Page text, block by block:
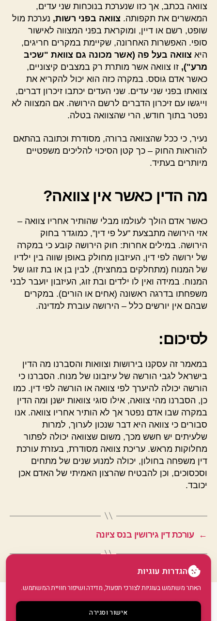
צוואה בכתב, אך כזו שנערכת בנוכחות שני עדים,
המאשרים את תקפותה. צוואה בפני רשות, נערכת מול
שופט, רשם או דיין, ומוקראת בפני המצווה לאישור
סופי. האפשרות האחרונה, שקיימת במקרים חריגים,
היא צוואה בעל פה (אשר מכונה גם צוואת "שכיב
מרע"), זו צוואה אשר מותרת רק במצבים קיצוניים,
כאשר אדם גוסס. במקרה כזה הוא יכול להקריא את
צוואתו בפני שני עדים. שני העדים יכתבו זיכרון דברים,
וייגשו עם זיכרון הדברים לרשם הירושה. אם המצווה לא
נפטר בתוך חודש, הרי שהצוואה בטלה.
נעיר, כי ככל שהצוואה ברורה, מסודרת וכתובה בהתאם
להוראות החוק – כך קטן הסיכוי להליכים משפטיים
מיותרים בעתיד.
מה הדין כאשר אין צוואה?
כאשר אדם הולך לעולמו מבלי שהותיר אחריו צוואה –
אזי הירושה מתבצעת "על פי דין", כמוגדר בחוק
הירושה. במילים אחרות: חוק הירושה קובע כי במקרה
של ירושה לפי דין, העיזבון מחולק באופן שווה בין ילדיו
של המנוח (מתחלקים במחצית), לבין בן או בת זוגו של
המנוח. במידה ואין לו ילדים ובת זוג, העיזבון יועבר לבני
משפחתו בדרגה ראשונה (אחים או הורים). במקרים
שבהם אין יורשים כלל – הירושה עוברת למדינה.
לסיכום:
במאמר זה עסקנו בירושות וצוואות והסברנו מה הדין
בישראל לגבי הורשה של עיזבונו של מנוח. הסברנו כי
הורשה יכולה להיערך לפי צוואה או הורשה לפי דין. כמו
כן, הסברנו מהי צוואה, אילו סוגי צוואות ישנן ומה הדין
במקרה שבו אדם נפטר אך לא הותיר אחריו צוואה. אנו
סבורים כי צוואה היא דבר שנכון לערוך, למרות
שלעיתים יש חשש מכך, משום שצוואה יכולה לפתור
מחלוקות מראש. עריכת צוואה מסודרת, בעזרת עורכת
דין משפחה בחולון, יכולה למנוע שנים של מתחים
וסכסוכים, וכן להבטיח שהרצון האמיתי של האדם אכן
יכובד.
← עורכת דין גירושין בנס ציונה
© 2026
GoArticle למעלה
הגדרות עוגיות
האתר משתמש בעוגיות לצורכי תפעול, מדידה ושיפור חוויית המשתמש.
אישור וסגירה